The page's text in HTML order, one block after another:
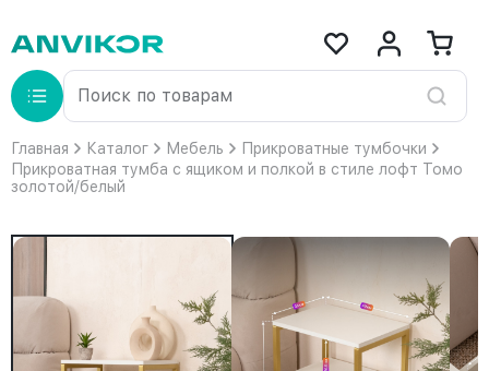
Главная Каталог Мебель
Прикроватные тумбочки
Прикроватная тумба с ящиком и полкой в стиле лофт Томо
золотой/белый